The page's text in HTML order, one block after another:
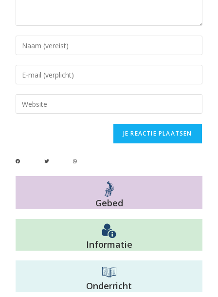
Gebed
Informatie
Onderricht